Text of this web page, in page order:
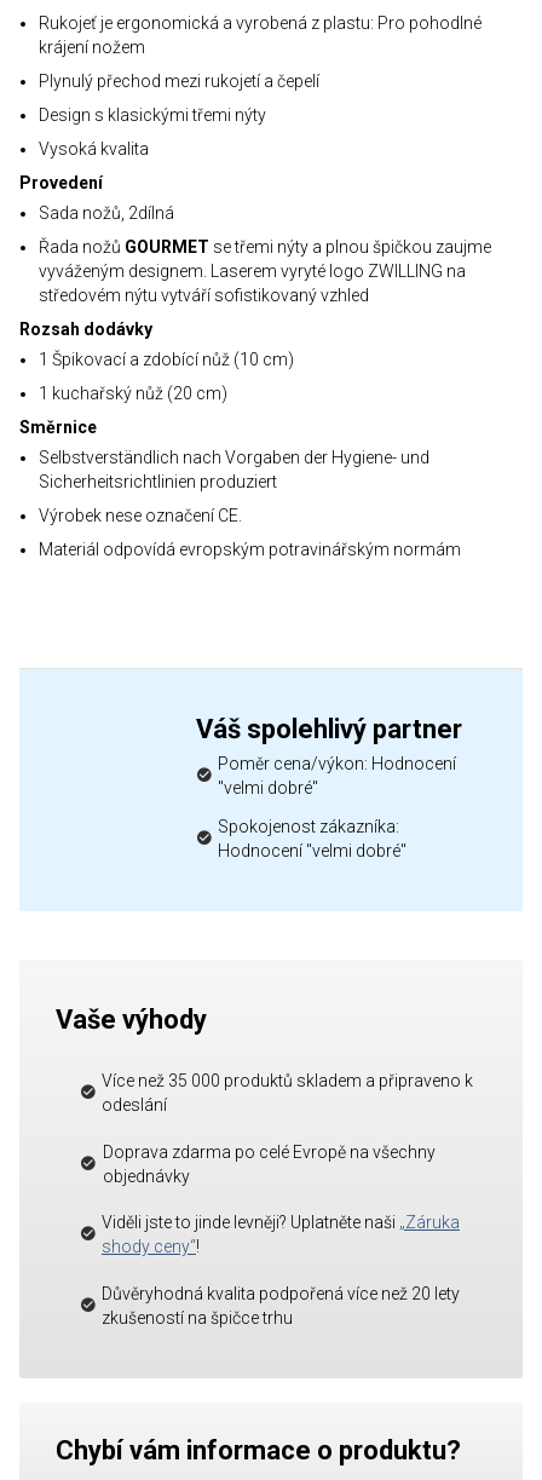
Rukojeť je ergonomická a vyrobená z plastu: Pro pohodlné
krájení nožem
Plynulý přechod mezi rukojetí a čepelí
Design s klasickými třemi nýty
Vysoká kvalita
Provedení
Sada nožů, 2dílná
Řada nožů GOURMET se třemi nýty a plnou špičkou zaujme
vyváženým designem. Laserem vyryté logo ZWILLING na
středovém nýtu vytváří sofistikovaný vzhled
Rozsah dodávky
1 Špikovací a zdobící nůž (10 cm)
1 kuchařský nůž (20 cm)
Směrnice
Selbstverständlich nach Vorgaben der Hygiene- und
Sicherheitsrichtlinien produziert
Výrobek nese označení CE.
Materiál odpovídá evropským potravinářským normám
Váš spolehlivý partner
Poměr cena/výkon: Hodnocení
"velmi dobré"
Spokojenost zákazníka:
Hodnocení "velmi dobré"
Vaše výhody
Více než 35 000 produktů skladem a připraveno k
odeslání
Doprava zdarma po celé Evropě na všechny
objednávky
Viděli jste to jinde levněji? Uplatněte naši „Záruka
shody ceny“!
Důvěryhodná kvalita podpořená více než 20 lety
zkušeností na špičce trhu
Chybí vám informace o produktu?